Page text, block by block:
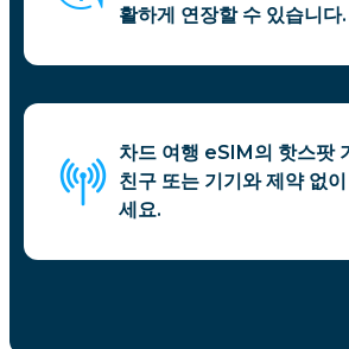
활하게 연장할 수 있습니다.
차드 여행 eSIM의 핫스팟
친구 또는 기기와 제약 없
세요.